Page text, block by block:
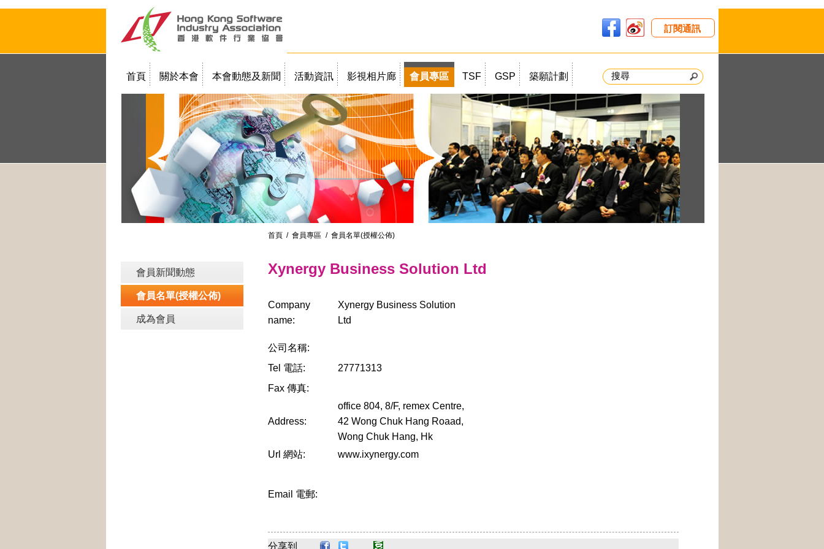
訂閱通訊
首頁 關於本會 本會動態及新聞 活動資訊 影視相片廊 會員專區 TSF GSP 築願計劃
教學簡報
首頁/ 會員專區 / 會員名單(授權公佈)
會員新聞動態
會員名單(授權公佈)
成為會員
Xynergy Business Solution Ltd
Company
name:
Xynergy Business Solution
Ltd
公司名稱:
Tel 電話:
27771313
Fax 傳真:
Address:
office 804, 8/F, remex Centre,
42 Wong Chuk Hang Roaad,
Wong Chuk Hang, Hk
Url 網站:
www.ixynergy.com
Email 電郵:
分享到